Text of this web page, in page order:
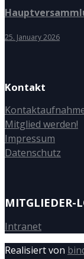
25. January 2026
Kontakt
Mitglied werden!
Impressum
Datenschutz
MITGLIEDER-
Intranet
Realisiert von